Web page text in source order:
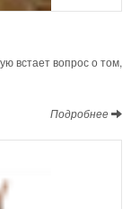
встает вопрос о том,
Подробнее